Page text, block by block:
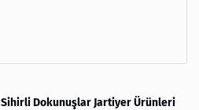
Sihirli Dokunuşlar Jartiyer Ürünleri